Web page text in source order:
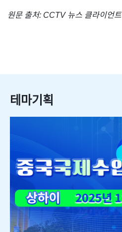
원문 출처: CCTV 뉴스 클라이언트
테마기획